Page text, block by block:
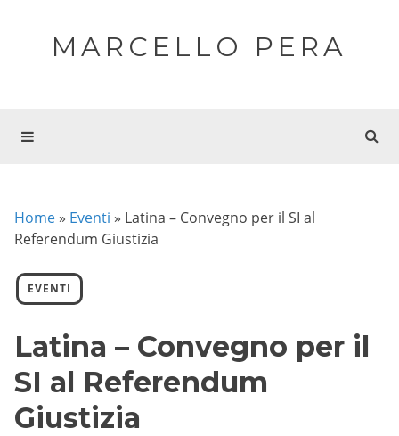
MARCELLO PERA
Home » Eventi » Latina – Convegno per il SI al
Referendum Giustizia
EVENTI
Latina – Convegno per il
SI al Referendum
Giustizia